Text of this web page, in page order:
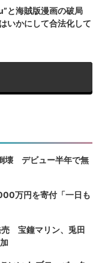
と海賊版漫画の破局
いかにして合法化して
壊 デビュー半年で無
万円を寄付「一日も
売 宝鐘マリン、兎田